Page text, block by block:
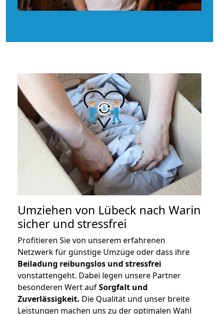
Umziehen von Lübeck nach Warin
sicher und stressfrei
Profitieren Sie von unserem erfahrenen
Netzwerk für günstige Umzüge oder dass ihre
Beiladung reibungslos und stressfrei
vonstattengeht. Dabei legen unsere Partner
besonderen Wert aufSorgfalt und
Zuverlässigkeit. Die Qualität und unser breite
Leistungen machen uns zu der optimalen Wahl